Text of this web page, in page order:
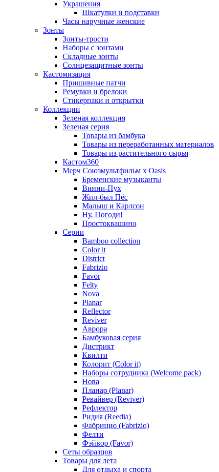
Украшения
Шкатулки и подставки
Часы наручные женские
Зонты
Зонты-трости
Наборы с зонтами
Складные зонты
Солнцезащитные зонты
Кастомизация
Пришивные патчи
Ремувки и брелоки
Стикерпаки и открытки
Коллекции
Зеленая коллекция
Зеленая серия
Товары из бамбука
Товары из переработанных материалов
Товары из растительного сырья
Кастом360
Мерч Союзмультфильм х Oasis
Бременские музыканты
Винни-Пух
Жил-был Пёс
Малыш и Карлсон
Ну, Погоди!
Простоквашино
Серии
Bamboo collection
Color it
District
Fabrizio
Favor
Felty
Nova
Planar
Reflector
Reviver
Аврора
Бамбуковая серия
Дистрикт
Квилти
Колорит (Color it)
Наборы сотрудника (Welcome pack)
Нова
Планар (Planar)
Ревайвер (Reviver)
Рефлектор
Ридия (Reedia)
Фабрицио (Fabrizio)
Фелти
Фэйвор (Favor)
Сеты образцов
Товары для лета
Для отдыха и спорта